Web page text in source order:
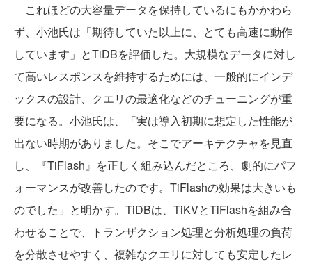
これほどの大容量データを保持しているにもかかわら
ず、小池氏は「期待していた以上に、とても高速に動作
しています」とTiDBを評価した。大規模なデータに対し
て高いレスポンスを維持するためには、一般的にインデ
ックスの設計、クエリの最適化などのチューニングが重
要になる。小池氏は、「実は導入初期に想定した性能が
出ない時期がありました。そこでアーキテクチャを見直
し、『TiFlash』を正しく組み込んだところ、劇的にパフ
ォーマンスが改善したのです。TiFlashの効果は大きいも
のでした」と明かす。TiDBは、TiKVとTiFlashを組み合
わせることで、トランザクション処理と分析処理の負荷
を分散させやすく、複雑なクエリに対しても安定したレ